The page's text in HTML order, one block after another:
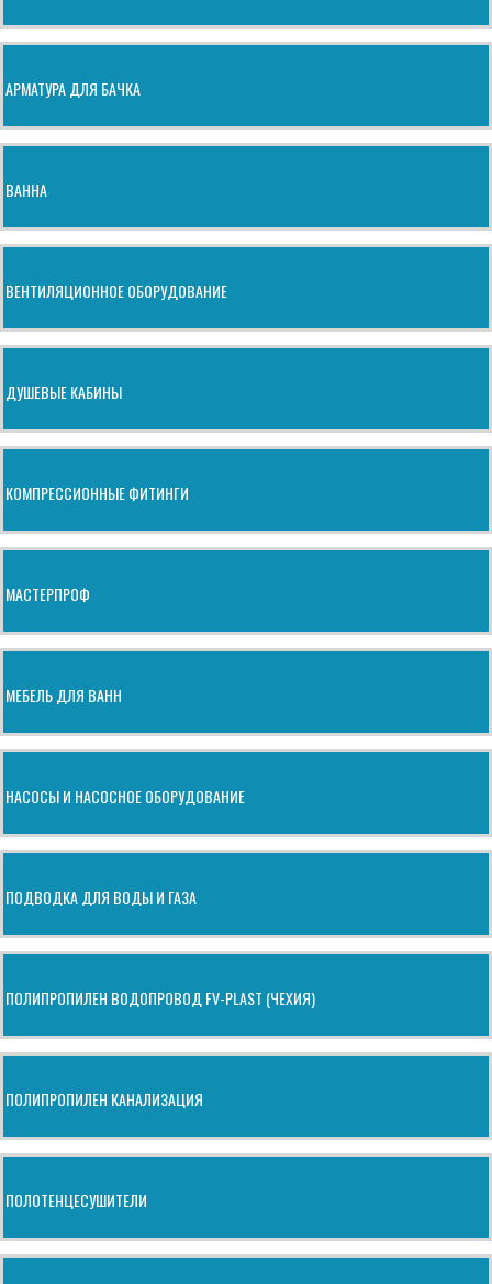
АРМАТУРА ДЛЯ БАЧКА
ВАННА
ВЕНТИЛЯЦИОННОЕ ОБОРУДОВАНИЕ
ДУШЕВЫЕ КАБИНЫ
КОМПРЕССИОННЫЕ ФИТИНГИ
МАСТЕРПРОФ
МЕБЕЛЬ ДЛЯ ВАНН
НАСОСЫ И НАСОСНОЕ ОБОРУДОВАНИЕ
ПОДВОДКА ДЛЯ ВОДЫ И ГАЗА
ПОЛИПРОПИЛЕН ВОДОПРОВОД FV-PLAST (ЧЕХИЯ)
ПОЛИПРОПИЛЕН КАНАЛИЗАЦИЯ
ПОЛОТЕНЦЕСУШИТЕЛИ